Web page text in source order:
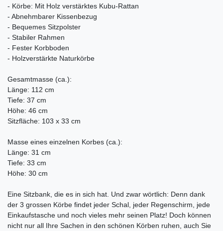
- Körbe: Mit Holz verstärktes Kubu-Rattan
- Abnehmbarer Kissenbezug
- Bequemes Sitzpolster
- Stabiler Rahmen
- Fester Korbboden
- Holzverstärkte Naturkörbe
Gesamtmasse (ca.):
Länge: 112 cm
Tiefe: 37 cm
Höhe: 46 cm
Sitzfläche: 103 x 33 cm
Masse eines einzelnen Korbes (ca.):
Länge: 31 cm
Tiefe: 33 cm
Höhe: 30 cm
Eine Sitzbank, die es in sich hat. Und zwar wörtlich: Denn dank
der 3 grossen Körbe findet jeder Schal, jeder Regenschirm, jede
Einkaufstasche und noch vieles mehr seinen Platz! Doch können
nicht nur all Ihre Sachen in den schönen Körben ruhen, auch Sie